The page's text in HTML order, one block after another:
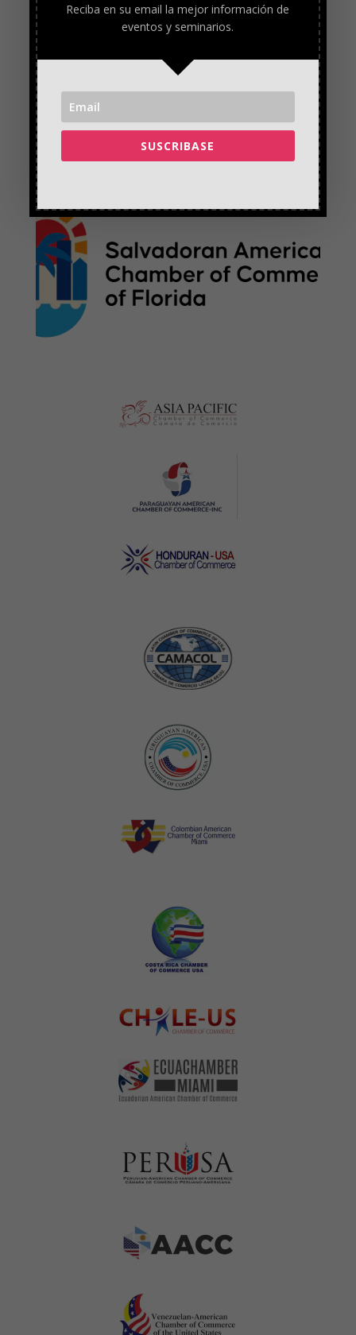
año pasado en Philanthropy 50 como el 36º donante caritativo
más grande de Estados Unidos.
Fuente: https://www.forbesargentina.com/negocios/quien-
austin-russell-multimillonario-innovador-filantropo-28-anos-
sera-nuevo-dueno-forbes-n33767
Reciba en su email la mejor información de
eventos y seminarios.
SUSCRIBASE